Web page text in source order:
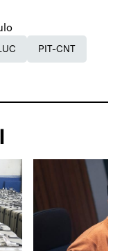
PIT-CNT